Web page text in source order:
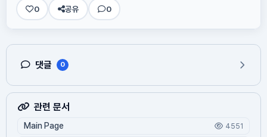
0 공유 0
댓글 0
관련 문서
Main Page 4551